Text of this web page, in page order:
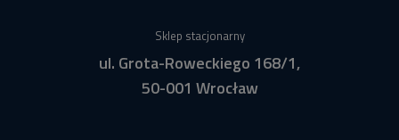
Sklep stacjonarny
ul. Grota-Roweckiego 168/1,
50-001 Wrocław